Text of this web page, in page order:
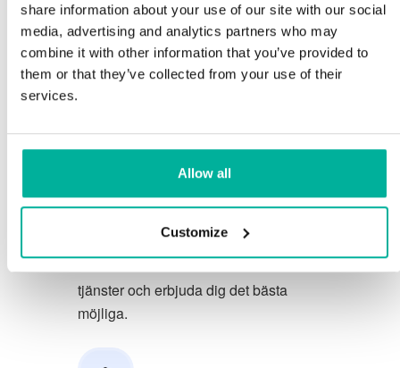
share information about your use of our site with our social
media, advertising and analytics partners who may
combine it with other information that you’ve provided to
them or that they’ve collected from your use of their
services.
Allow all
Customize
Du förtjänar att ha de allra bästa
förutsättningarna för din verksamhet.
Vi har en trevlig och kunnig
tjänster.
Vi strävar efter att överträfa dina
förstklassig service. Vi lär oss av din
feedback så att vi kan förbättra våra
tjänster och erbjuda dig det bästa
möjliga.